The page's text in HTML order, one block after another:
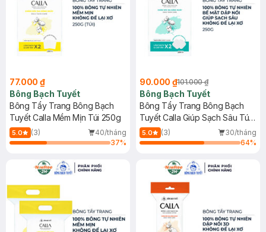
77.000 ₫
Bông Bạch Tuyết
Bông Tẩy Trang Bông Bạch
Tuyết Calla Mềm Mịn Túi 250g
5.0 (3)
40/tháng
37%
90.000 ₫101.000 ₫
Bông Bạch Tuyết
Bông Tẩy Trang Bông Bạch
Tuyết Calla Giúp Sạch Sâu Túi
250g
5.0 (3)
30/tháng
64%